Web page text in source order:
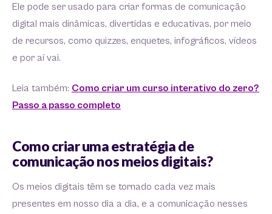
Ele pode ser usado para criar formas de comunicação
digital mais dinâmicas, divertidas e educativas, por meio
de recursos, como quizzes, enquetes, infográficos, vídeos
e por aí vai.
Leia também: Como criar um curso interativo do zero?
Passo a passo completo
Como criar uma estratégia de
comunicação nos meios digitais?
Os meios digitais têm se tornado cada vez mais
presentes em nosso dia a dia, e a comunicação nesses